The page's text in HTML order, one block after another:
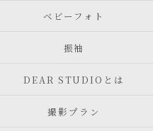
ベビーフォト
振袖
DEAR STUDIOとは
撮影プラン